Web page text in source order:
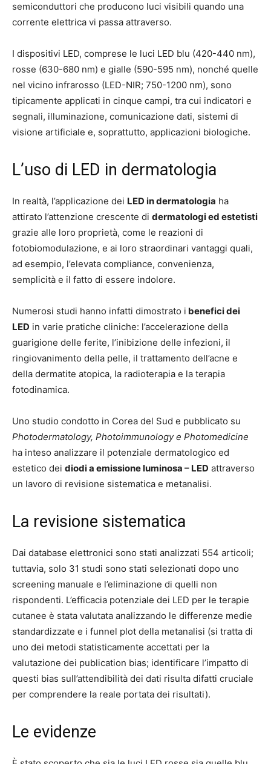
semiconduttori che producono luci visibili quando una
corrente elettrica vi passa attraverso.
I dispositivi LED, comprese le luci LED blu (420-440 nm),
rosse (630-680 nm) e gialle (590-595 nm), nonché quelle
nel vicino infrarosso (LED-NIR; 750-1200 nm), sono
tipicamente applicati in cinque campi, tra cui indicatori e
segnali, illuminazione, comunicazione dati, sistemi di
visione artificiale e, soprattutto, applicazioni biologiche.
L’uso di LED in dermatologia
In realtà, l’applicazione dei LED in dermatologia ha
attirato l’attenzione crescente di dermatologi ed estetisti
grazie alle loro proprietà, come le reazioni di
fotobiomodulazione, e ai loro straordinari vantaggi quali,
ad esempio, l’elevata compliance, convenienza,
semplicità e il fatto di essere indolore.
Numerosi studi hanno infatti dimostrato i benefici dei
LED in varie pratiche cliniche: l’accelerazione della
guarigione delle ferite, l’inibizione delle infezioni, il
ringiovanimento della pelle, il trattamento dell’acne e
della dermatite atopica, la radioterapia e la terapia
fotodinamica.
Uno studio condotto in Corea del Sud e pubblicato su
Photodermatology, Photoimmunology e Photomedicine
ha inteso analizzare il potenziale dermatologico ed
estetico dei diodi a emissione luminosa – LED attraverso
un lavoro di revisione sistematica e metanalisi.
La revisione sistematica
Dai database elettronici sono stati analizzati 554 articoli;
tuttavia, solo 31 studi sono stati selezionati dopo uno
screening manuale e l’eliminazione di quelli non
rispondenti. L’efficacia potenziale dei LED per le terapie
cutanee è stata valutata analizzando le differenze medie
standardizzate e i funnel plot della metanalisi (si tratta di
uno dei metodi statisticamente accettati per la
valutazione dei publication bias; identificare l’impatto di
questi bias sull’attendibilità dei dati risulta difatti cruciale
per comprendere la reale portata dei risultati).
Le evidenze